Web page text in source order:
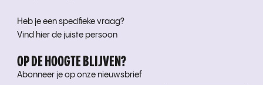
Heb je een specifieke vraag?
Vind hier de juiste persoon
OP DE HOOGTE BLIJVEN?
Abonneer je op onze nieuwsbrief